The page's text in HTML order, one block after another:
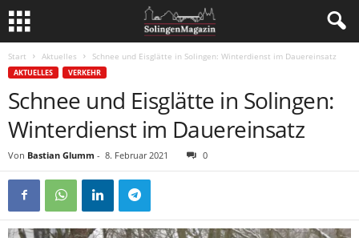
Start Aktuelles Schnee und Eisglätte in Solingen: Winterdienst im Dauereinsatz
AKTUELLES VERKEHR
Schnee und Eisglätte in Solingen:
Winterdienst im Dauereinsatz
Von Bastian Glumm - 8. Februar 2021 0